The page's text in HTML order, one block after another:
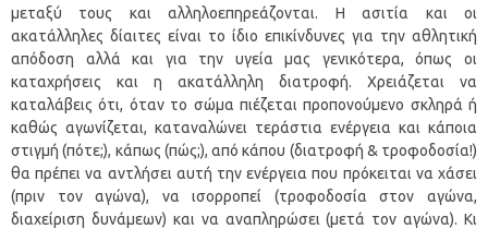
μεταξύ τους και αλληλοεπηρεάζονται. Η ασιτία και οι
ακατάλληλες δίαιτες είναι το ίδιο επικίνδυνες για την αθλητική
απόδοση αλλά και για την υγεία μας γενικότερα, όπως οι
καταχρήσεις και η ακατάλληλη διατροφή. Χρειάζεται να
καταλάβεις ότι, όταν το σώμα πιέζεται προπονούμενο σκληρά ή
καθώς αγωνίζεται, καταναλώνει τεράστια ενέργεια και κάποια
στιγμή (πότε;), κάπως (πώς;), από κάπου (διατροφή & τροφοδοσία!)
θα πρέπει να αντλήσει αυτή την ενέργεια που πρόκειται να χάσει
(πριν τον αγώνα), να ισορροπεί (τροφοδοσία στον αγώνα,
διαχείριση δυνάμεων) και να αναπληρώσει (μετά τον αγώνα). Κι